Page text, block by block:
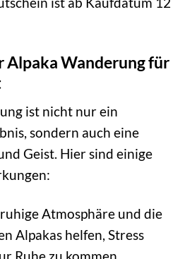
Alpaka Wanderung für
ist nicht nur ein
sondern auch eine
Geist. Hier sind einige
Atmosphäre und die
Alpakas helfen, Stress